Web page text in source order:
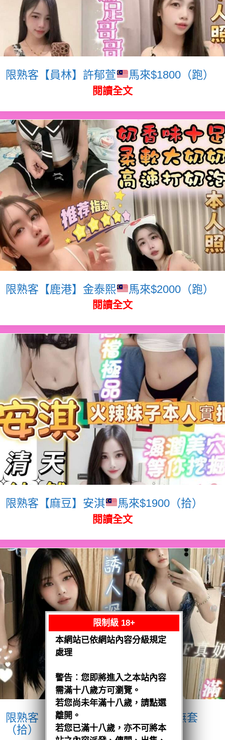
限熟客【員林】許郁萱 馬來$1800（跑）
閱讀全文
限熟客【鹿港】金泰熙 馬來$2000（跑）
閱讀全文
限熟客【麻豆】安淇 馬來$1900（拾）
閱讀全文
限熟客【麻豆】奶妹
馬來$1900 .無套
（拾）
限制級 18+
本網站已依網站內容分級規定
處理
警告︰您即將進入之本站內容
需滿十八歲方可瀏覽。
若您尚未年滿十八歲，請點選
離開。
若您已滿十八歲，亦不可將本